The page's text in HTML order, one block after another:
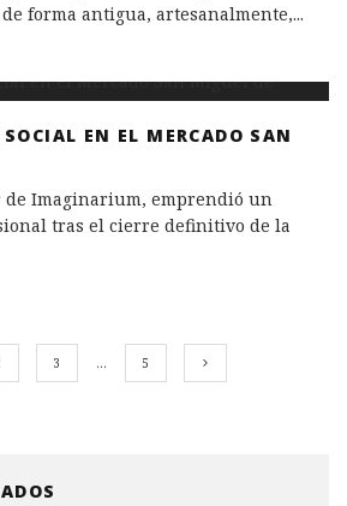
forma antigua, artesanalmente,...
EN EL MERCADO SAN
de Imaginarium, emprendió un
tras el cierre definitivo de la
3 … 5